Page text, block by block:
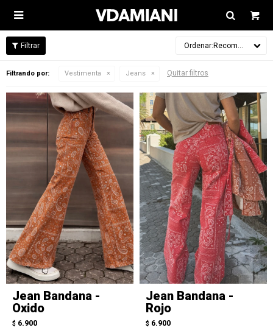

Recomendados
Filtrando por: Vestimenta Jeans Quitar filtros
Jean Bandana -
Oxido
$ 6.900
Jean Bandana -
Rojo
$ 6.900